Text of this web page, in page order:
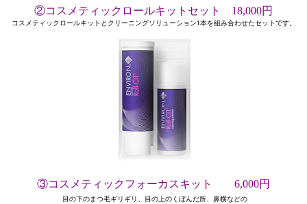
②コスメティックロールキットセット 18,000円
コスメティックロールキットとクリーニングソリューション1本を組み合わせたセットです。
③コスメティックフォーカスキット 6,000円
目の下のまつ毛ギリギリ、目の上のくぼんだ所、鼻横などの